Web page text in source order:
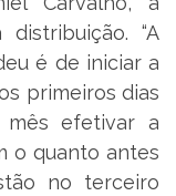
“A
é de iniciar a
primeiros dias
efetivar a
o quanto antes
no terceiro